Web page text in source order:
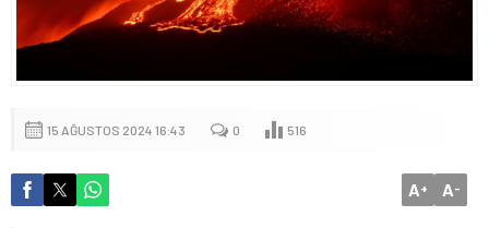
15 AĞUSTOS 2024 16:43 0 516
A+ A-